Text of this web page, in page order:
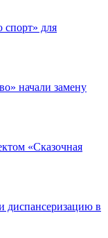
для
начали замену
«Сказочная
диспансеризацию в